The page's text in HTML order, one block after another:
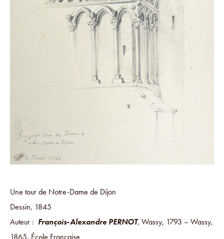
Une tour de Notre-Dame de Dijon
Dessin, 1845
Auteur : François-Alexandre PERNOT, Wassy, 1793 – Wassy,
1865. École Française